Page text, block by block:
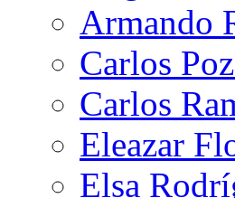
Armando
Carlos
Carlos
Eleazar
Elsa